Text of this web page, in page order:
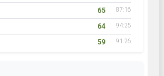
65 87:16
64 94:25
59 91:26